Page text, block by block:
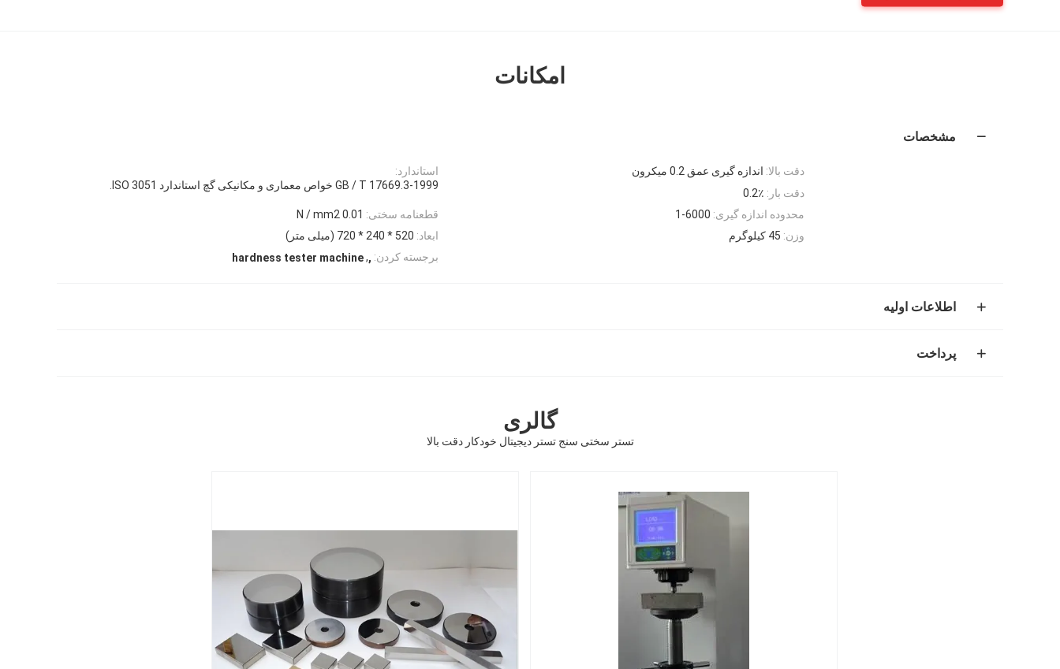
امکانات
مشخصات
استاندارد:
GB / T 17669.3-1999 خواص معماری و مکانیکی گچ استاندارد ISO 3051.
دقت بالا: اندازه گیری عمق 0.2 میکرون
دقت بار: 0.2٪
قطعنامه سختی: 0.01 N / mm2 محدوده اندازه گیری: 1-6000
ابعاد: 520 * 240 * 720 (میلی متر) وزن: 45 کیلوگرم
برجسته کردن: ,
,
hardness tester machine
اطلاعات اولیه
پرداخت
گالری
تستر سختی سنج تستر دیجیتال خودکار دقت بالا